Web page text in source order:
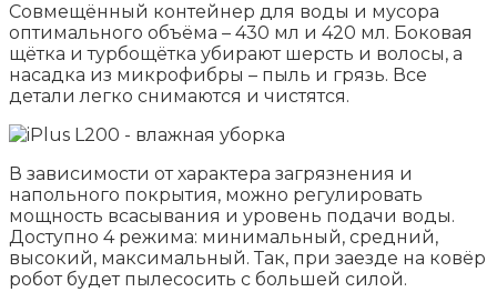
Совмещённый контейнер для воды и мусора
оптимального объёма – 430 мл и 420 мл. Боковая
щётка и турбощётка убирают шерсть и волосы, а
насадка из микрофибры – пыль и грязь. Все
детали легко снимаются и чистятся.
В зависимости от характера загрязнения и
напольного покрытия, можно регулировать
мощность всасывания и уровень подачи воды.
Доступно 4 режима: минимальный, средний,
высокий, максимальный. Так, при заезде на ковёр
робот будет пылесосить с большей силой.